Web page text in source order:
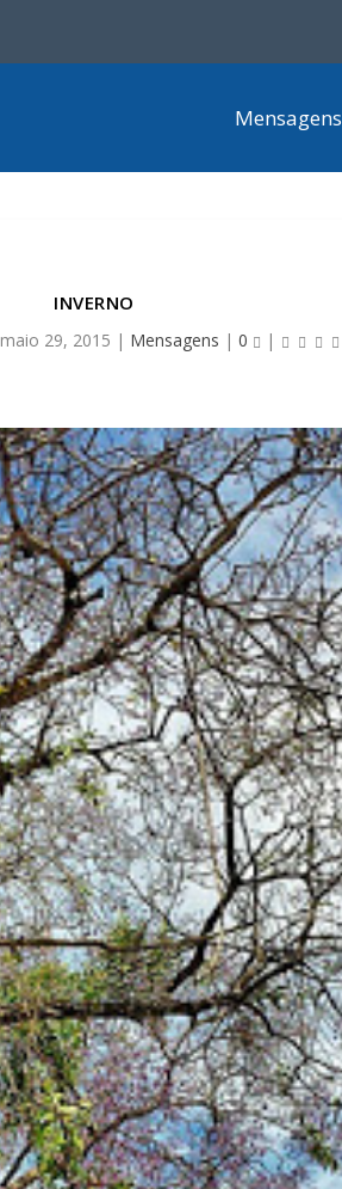
Mensagens
INVERNO
maio 29, 2015 | Mensagens | 0 |